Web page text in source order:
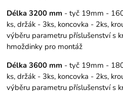
Délka 3200 mm - tyč 19mm -
ks, držák - 3ks, koncovka - 2ks,
výběru parametru příslušenství s
hmoždinky pro montáž
Délka 3600 mm - tyč 19mm -
ks, držák - 3ks, koncovka - 2ks,
výběru parametru příslušenství s